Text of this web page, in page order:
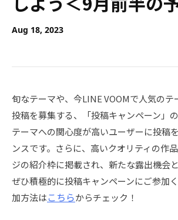
Aug 18, 2023
旬なテーマや、今LINE VOOMで人気のテ
投稿を募集する、「投稿キャンペーン」
テーマへの関心度が高いユーザーに投稿
ンスです。さらに、 高いクオリティの作
ジの紹介枠に掲載され、新たな露出機会と
ぜひ積極的に投稿キャンペーンにご参加
加方法はこちらからチェック！